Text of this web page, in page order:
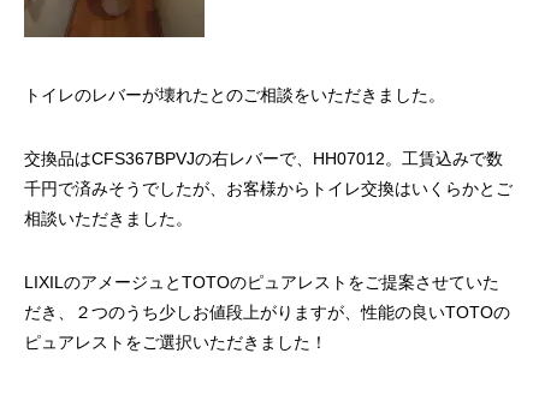
トイレのレバーが壊れたとのご相談をいただきました。
交換品はCFS367BPVJの右レバーで、HH07012。工賃込みで数
千円で済みそうでしたが、お客様からトイレ交換はいくらかとご
相談いただきました。
LIXILのアメージュとTOTOのピュアレストをご提案させていた
だき、２つのうち少しお値段上がりますが、性能の良いTOTOの
ピュアレストをご選択いただきました！